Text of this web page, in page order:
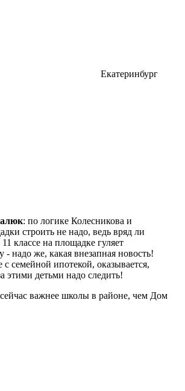
Екатеринбург
: по логике Колесникова и
строить не надо, ведь вряд ли
классе на площадке гуляет
- надо же, какая внезапная новость!
семейной ипотекой, оказывается,
этими детьми надо следить!
важнее школы в районе, чем Дом